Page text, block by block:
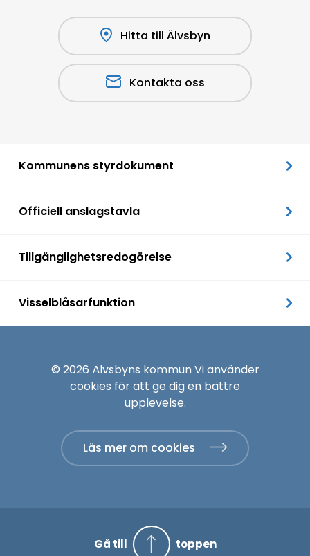
Hitta till Älvsbyn
Kontakta oss
Kommunens styrdokument
Officiell anslagstavla
Tillgänglighetsredogörelse
Visselblåsarfunktion
© 2026 Älvsbyns kommun Vi använder
cookies för att ge dig en bättre
upplevelse.
Läs mer om cookies
Gå till toppen